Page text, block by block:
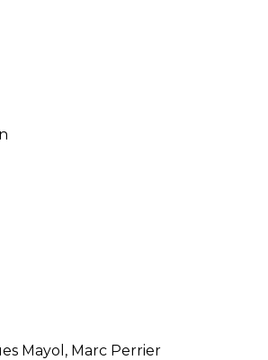
Mayol, Marc Perrier